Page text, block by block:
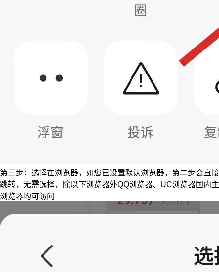
第三步：选择在浏览器，如您已设置默认浏览器，第二步会直接
跳转，无需选择，除以下浏览器外QQ浏览器、UC浏览器国内主
浏览器均可访问